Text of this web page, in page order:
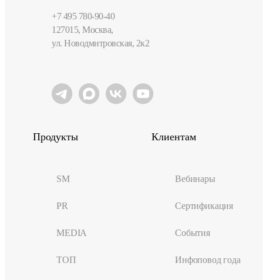
+7 495 780-90-40
127015, Москва,
ул. Новодмитровская, 2к2
Продукты
SM
PR
MEDIA
ТОП
Клиентам
Вебинары
Сертификация
События
Инфоповод года